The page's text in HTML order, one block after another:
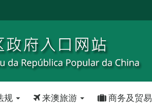
规 来澳旅游 商务及贸易